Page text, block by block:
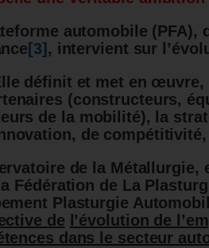
automobile
[3] , intervient sur
définit et met en œuvre,
(constructeurs,
de la mobilité), la
de
de la Métallurgie,
Fédération de La
Plasturgie
de l’évolution de
dans le secteur